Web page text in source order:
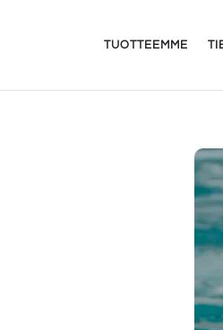
TUOTTEEMME